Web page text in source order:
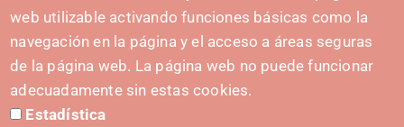
hola@irisnavarra.com
(+34) 628 23 12 32
C. del Sadar, 31006 Pamplona
Formulario de contacto
web utilizable activando funciones básicas como la
navegación en la página y el acceso a áreas seguras
de la página web. La página web no puede funcionar
adecuadamente sin estas cookies.
Estadística